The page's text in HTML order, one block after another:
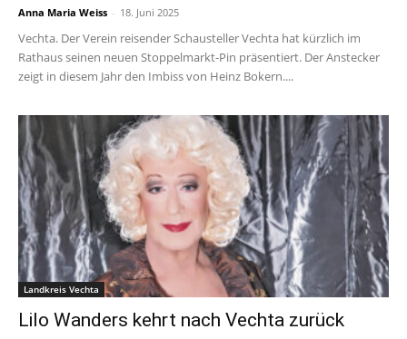
Anna Maria Weiss - 18. Juni 2025
Vechta. Der Verein reisender Schausteller Vechta hat kürzlich im
Rathaus seinen neuen Stoppelmarkt-Pin präsentiert. Der Anstecker
zeigt in diesem Jahr den Imbiss von Heinz Bokern....
Landkreis Vechta
Lilo Wanders kehrt nach Vechta zurück